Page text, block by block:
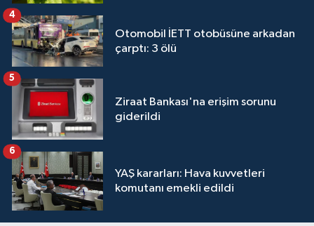
Otomobil İETT otobüsüne arkadan
çarptı: 3 ölü
4
Ziraat Bankası'na erişim sorunu
giderildi
5
YAŞ kararları: Hava kuvvetleri
komutanı emekli edildi
6